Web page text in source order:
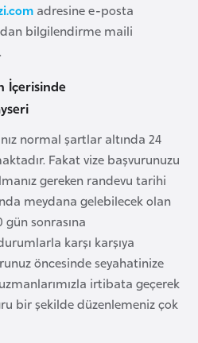
adresine e-posta
bilgilendirme maili
İçerisinde
normal şartlar altında 24
Fakat vize başvurunuzu
gereken randevu tarihi
meydana gelebilecek olan
sonrasına
karşı karşıya
öncesinde seyahatinize
irtibata geçerek
bir şekilde düzenlemeniz çok